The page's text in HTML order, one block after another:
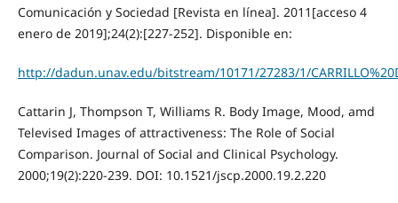
Comunicación y Sociedad [Revista en línea]. 2011[acceso 4
enero de 2019];24(2):[227-252]. Disponible en:
http://dadun.unav.edu/bitstream/10171/27283/1/
Cattarin J, Thompson T, Williams R. Body Image, Mood, amd
Televised Images of attractiveness: The Role of Social
Comparison. Journal of Social and Clinical Psychology.
2000;19(2):220-239. DOI: 10.1521/jscp.2000.19.2.220